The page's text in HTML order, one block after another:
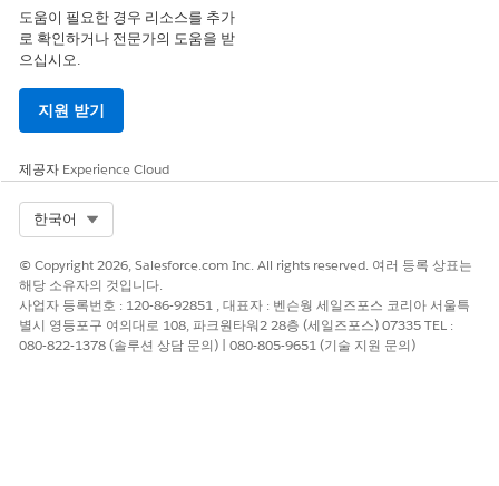
Salesforce 내에서 Messaging 도메인을 허용 목록에 지정하여 서
버 전송 이벤트(SSE)가 올바르게 작동하는지 확인합니다.
설정에서 빠른 찾기 상자에
니다.
새로 만들기
입력합니다.
변경 사항을 저장합니다.
이 기사를 통해 문제를 해결했습니까?
개선을 위한 의견을 보내주세요.
예 아니요
도움이 필요한 경우 리소스를 추가
로 확인하거나 전문가의 도움을 받
으십시오.
지원 받기
제공자 Experience Cloud
한국어
© Copyright 2026, Salesforce.com Inc. All rights reserved. 여러 등록 상표는
해당 소유자의 것입니다.
사업자 등록번호 : 120-86-92851 , 대표자 : 벤슨웡 세일즈포스 코리아 서울특
별시 영등포구 여의대로 108, 파크원타워2 28층 (세일즈포스) 07335 TEL :
080-822-1378 (솔루션 상담 문의) | 080-805-9651 (기술 지원 문의)